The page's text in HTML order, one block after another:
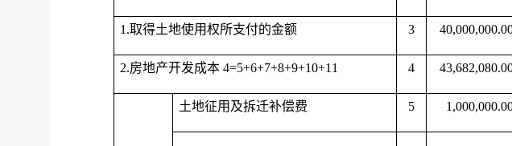
1.取得土地使用权所支付的金额 3
2.房地产开发成本 4=5+6+7+8+9+10+11 4
土地征用及拆迁补偿费 5